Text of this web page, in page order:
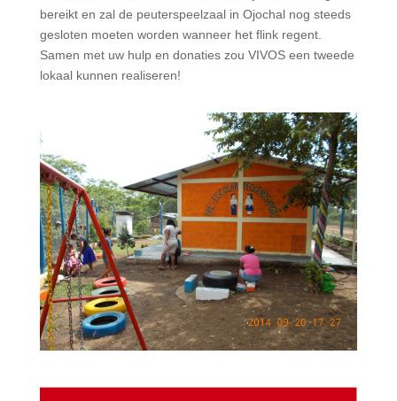
bereikt en zal de peuterspeelzaal in Ojochal nog steeds
gesloten moeten worden wanneer het flink regent.
Samen met uw hulp en donaties zou VIVOS een tweede
lokaal kunnen realiseren!